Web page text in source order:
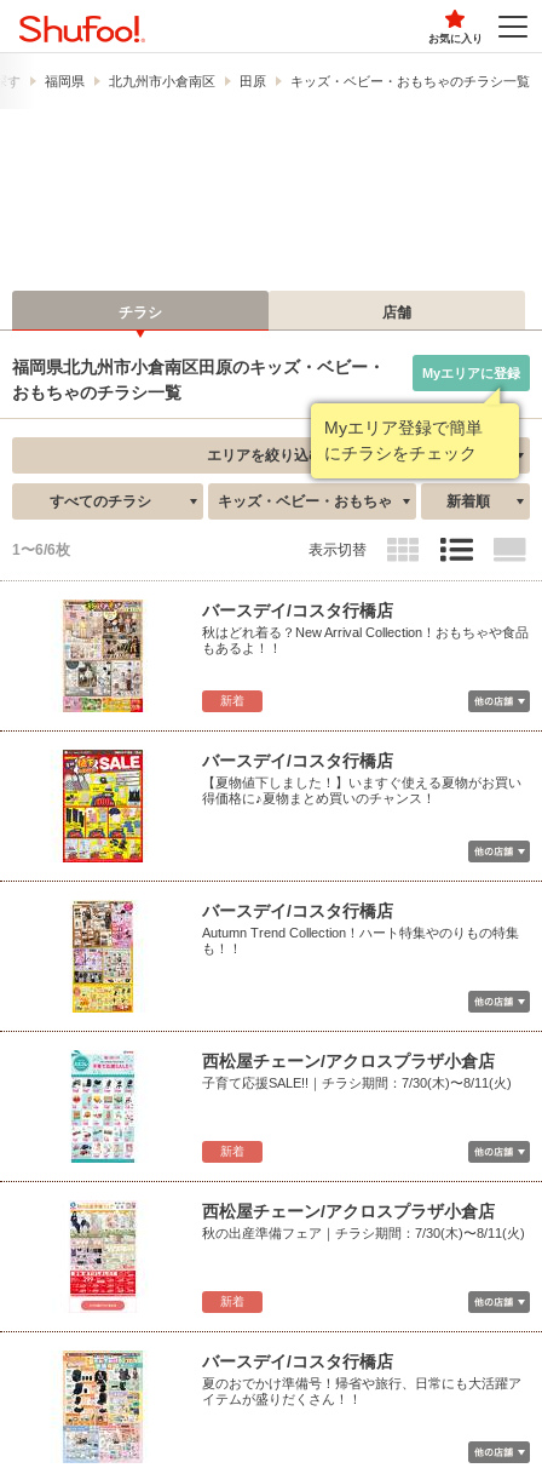
お気に入り
す 福岡県 北九州市小倉南区 田原 キッズ・ベビー・おもちゃのチラシ一覧
チラシ 店舗
福岡県北九州市小倉南区田原のキッズ・ベビー・
おもちゃのチラシ一覧
Myエリア登録で簡単
にチラシをチェック
Myエリアに登録
エリアを絞り込む
すべてのチラシ キッズ・ベビー・おもちゃ 新着順
1〜6/6枚 表示切替
新着
バースデイ/コスタ行橋店
秋はどれ着る？New Arrival Collection！おもちゃや食品
もあるよ！！
バースデイ/コスタ行橋店
【夏物値下しました！】いますぐ使える夏物がお買い
得価格に♪夏物まとめ買いのチャンス！
バースデイ/コスタ行橋店
Autumn Trend Collection！ハート特集やのりもの特集
も！！
新着
西松屋チェーン/アクロスプラザ小倉店
子育て応援SALE!!｜チラシ期間：7/30(木)〜8/11(火)
新着
西松屋チェーン/アクロスプラザ小倉店
秋の出産準備フェア｜チラシ期間：7/30(木)〜8/11(火)
バースデイ/コスタ行橋店
夏のおでかけ準備号！帰省や旅行、日常にも大活躍ア
イテムが盛りだくさん！！